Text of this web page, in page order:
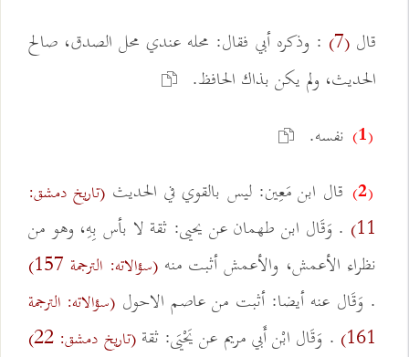
قال (7)
: وذكره أبي فقال: محله عندي محل الصدق، صالح
الحديث، ولم يكن بذاك الحافظ.
(1) نفسه.
(2) قال ابن مَعِين: ليس بالقوي في الحديث (تاريخ دمشق:
11) . وَقَال ابن طهمان عن يحيى: ثقة لا بأس بِهِ، وهو من
نظراء الأعمش، والأعمش أثبت منه(سؤالاته: الترجمة 157)
. وَقَال عنه أيضا: أثبت من عاصم الاحول (سؤالاته: الترجمة
161) . وَقَال ابْن أَبي مريم عن يَحْيَى: ثقة(تاريخ دمشق: 22)